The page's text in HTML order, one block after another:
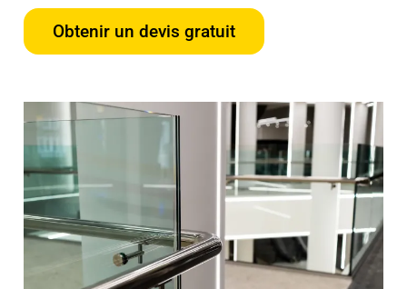
Obtenir un devis gratuit